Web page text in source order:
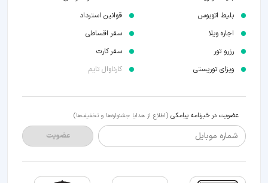
بلیط اتوبوس
اجاره ویلا
رزرو تور
ویزای توریستی
قوانین استرداد
سفر اقساطی
سفر کارت
کارناوال تایم
عضویت در خبرنامه پیامکی (اطلاع از هدایا جشنواره‌ها و تخفیف‌ها)
شماره موبایل عضویت